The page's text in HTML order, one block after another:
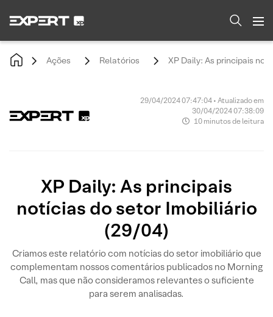
Ações Relatórios XP Daily: As principais
29/04/2024 07:47:04 • Atualizado em
30/04/2024 07:38:09
10 minutos de leitura
XP Daily: As principais
notícias do setor Imobiliário
(29/04)
Criamos este relatório com notícias do setor imobiliário que
complementam nossos comentários publicados no Morning
Call, mas que não consideramos relevantes o suficiente
para serem analisadas.